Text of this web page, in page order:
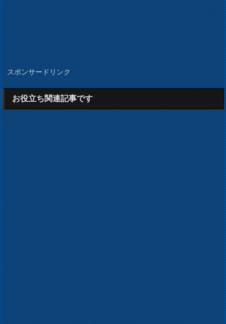
スポンサードリンク
お役立ち関連記事です